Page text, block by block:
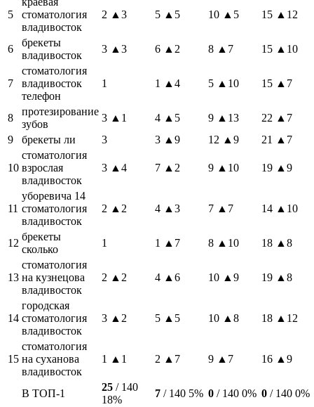
5
стоматология
владивосток
2 ▲3 5 ▲5 10 ▲5 15 ▲12
6
брекеты
владивосток
3 ▲3 6 ▲2 8 ▲7 15 ▲10
7
стоматология
владивосток
телефон
1 1 ▲4 5 ▲10 15 ▲7
8
протезирование
зубов
3 ▲1 4 ▲5 9 ▲13 22 ▲7
9
брекеты ли 3 3 ▲9 12 ▲9 21 ▲7
10
стоматология
взрослая
владивосток
3 ▲4 7 ▲2 9 ▲10 19 ▲9
11
уборевича 14
стоматология
владивосток
2 ▲2 4 ▲3 7 ▲7 14 ▲10
12
брекеты
сколько
1 1 ▲7 8 ▲10 18 ▲8
13
стоматология
на кузнецова
владивосток
2 ▲2 4 ▲6 10 ▲9 19 ▲8
14
городская
стоматология
владивосток
3 ▲2 5 ▲5 10 ▲8 18 ▲12
15
стоматология
на суханова
владивосток
1 ▲1 2 ▲7 9 ▲7 16 ▲9
В ТОП-1
25 / 140
18%
7 / 140 5% 0 / 140 0% 0 / 140 0%